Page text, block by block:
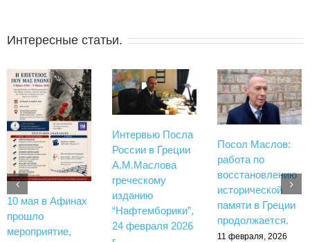
Интересные статьи.
10 мая в Афинах
прошло
мероприятие,
Интервью Посла
России в Греции
А.М.Маслова
греческому
изданию
“Нафтемборики”,
24 февраля 2026
Посол Маслов:
работа по
восстановлению
исторической
памяти в Греции
продолжается.
11 февраля, 2026